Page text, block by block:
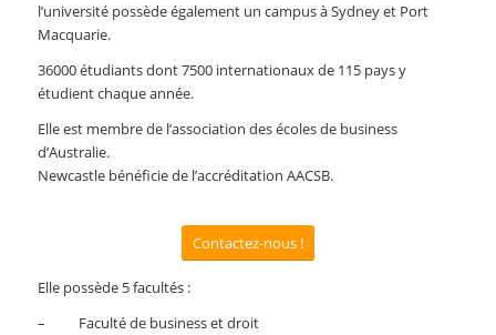
l’université possède également un campus à Sydney et Port
Macquarie.
36000 étudiants dont 7500 internationaux de 115 pays y
étudient chaque année.
Elle est membre de l’association des écoles de business
d’Australie.
Newcastle bénéficie de l’accréditation AACSB.
Contactez-nous !
Elle possède 5 facultés :
– Faculté de business et droit